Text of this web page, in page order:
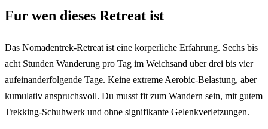
Fur wen dieses Retreat ist
Das Nomadentrek-Retreat ist eine korperliche Erfahrung. Sechs bis
acht Stunden Wanderung pro Tag im Weichsand uber drei bis vier
aufeinanderfolgende Tage. Keine extreme Aerobic-Belastung, aber
kumulativ anspruchsvoll. Du musst fit zum Wandern sein, mit gutem
Trekking-Schuhwerk und ohne signifikante Gelenkverletzungen.